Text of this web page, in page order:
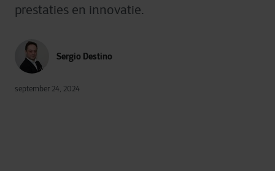
prestaties en innovatie.
Sergio Destino
september 24, 2024